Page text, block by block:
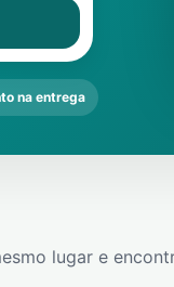
na entrega
lugar e